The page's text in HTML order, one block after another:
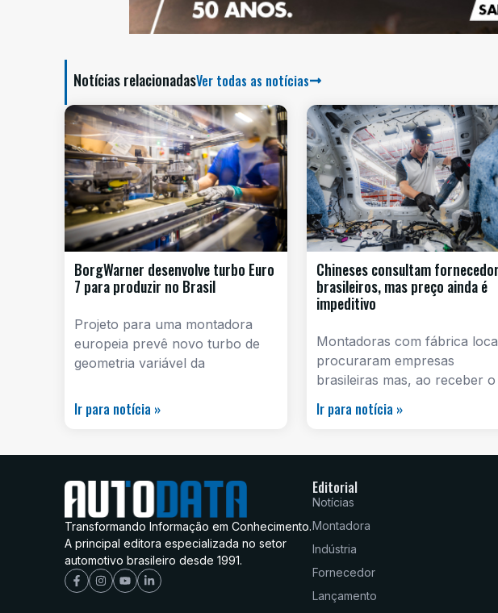
Notícias relacionadasVer todas as notícias
BorgWarner desenvolve turbo Euro
7 para produzir no Brasil
Projeto para uma montadora
europeia prevê novo turbo de
geometria variável da
Ir para notícia »
Chineses consultam
brasileiros, mas preço ainda é
impeditivo
Montadoras com fábrica
procuraram empresas
brasileiras mas, ao receber o
Ir para notícia »
Transformando Informação em Conhecimento.
A principal editora especializada no setor
automotivo brasileiro desde 1991.
Editorial
Notícias
Montadora
Indústria
Fornecedor
Lançamento